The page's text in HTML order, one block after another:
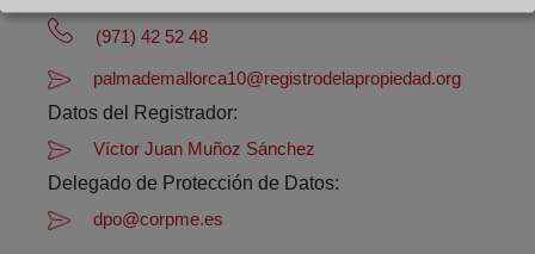
(971) 42 52 48
palmademallorca10@registrodelapropiedad.org
Datos del Registrador:
Víctor Juan Muñoz Sánchez
Delegado de Protección de Datos:
dpo@corpme.es